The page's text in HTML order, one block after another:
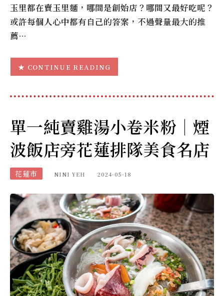
玉里都在賣玉里麵，哪間是創始店？哪間又最好吃呢？
或許每個人心中都有自己的答案，不過聲量最大的推
薦…
CONTINUE READING
單一純賣雞湯小卷米粉｜煙
波飯店旁花蓮排隊美食名店
花蓮市 NINI YEH 2024-05-18